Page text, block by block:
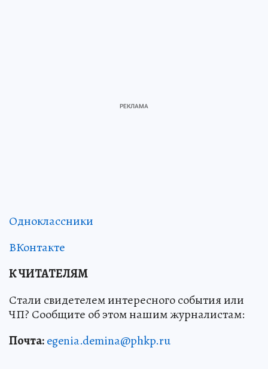
Одноклассники
ВКонтакте
К ЧИТАТЕЛЯМ
Стали свидетелем интересного события или
ЧП? Сообщите об этом нашим журналистам:
Почта:egenia.demina@phkp.ru